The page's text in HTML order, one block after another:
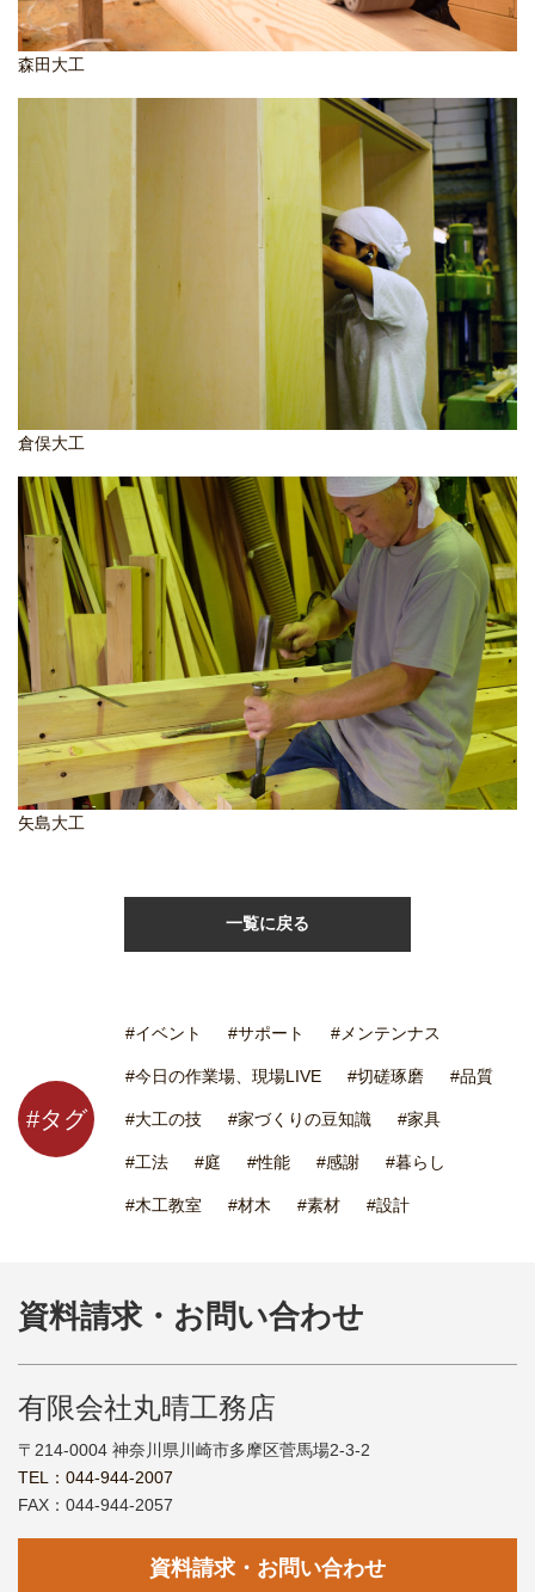
森田大工
倉俣大工
矢島大工
一覧に戻る
#タグ
#イベント #サポート #メンテンナス
#今日の作業場、現場LIVE #切磋琢磨 #品質
#大工の技 #家づくりの豆知識 #家具
#工法 #庭 #性能 #感謝 #暮らし
#木工教室 #材木 #素材 #設計
資料請求・お問い合わせ
有限会社丸晴工務店
〒214-0004 神奈川県川崎市多摩区菅馬場2-3-2
TEL：044-944-2007
FAX：044-944-2057
資料請求・お問い合わせ